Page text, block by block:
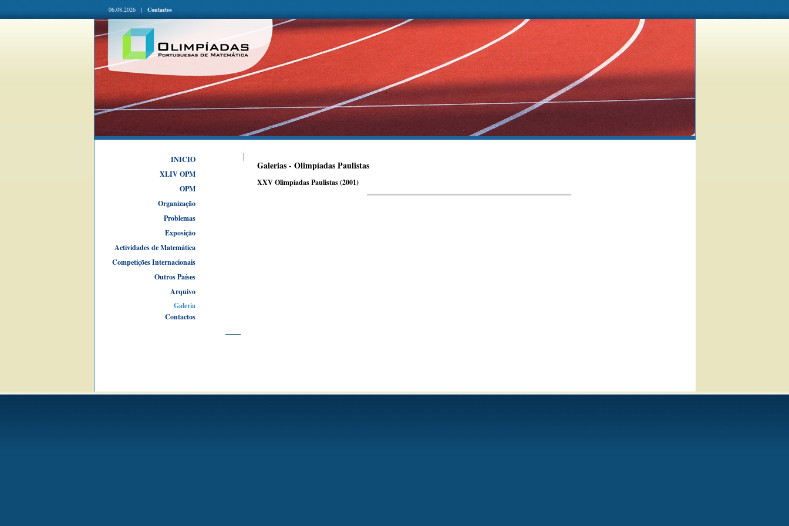
06.08.2026 | Contactos
INICIO
XLIV OPM
OPM
Organização
Problemas
Exposição
Actividades de Matemática
Competições Internacionais
Outros Países
Arquivo
Galeria
Contactos
Galerias - Olimpíadas Paulistas
XXV Olimpíadas Paulistas (2001)